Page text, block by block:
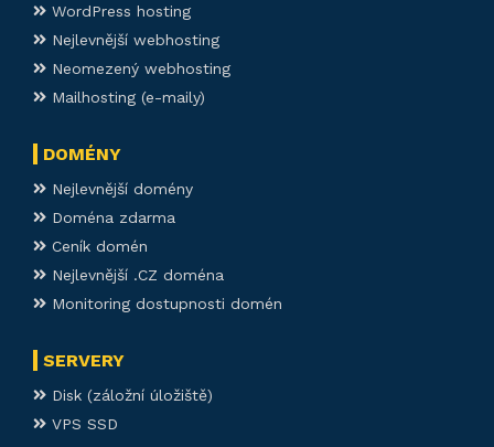
WordPress hosting
Nejlevnější webhosting
Neomezený webhosting
Mailhosting (e-maily)
DOMÉNY
Nejlevnější domény
Doména zdarma
Ceník domén
Nejlevnější .CZ doména
Monitoring dostupnosti domén
SERVERY
Disk (záložní úložiště)
VPS SSD